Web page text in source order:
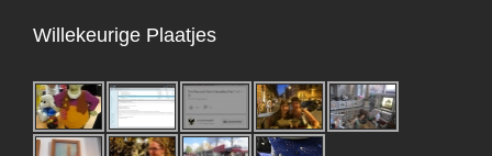
Willekeurige Plaatjes